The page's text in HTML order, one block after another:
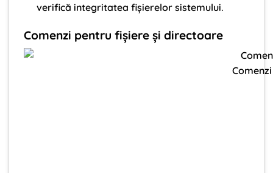
verifică integritatea fișierelor sistemului.
Comenzi pentru fișiere și directoare